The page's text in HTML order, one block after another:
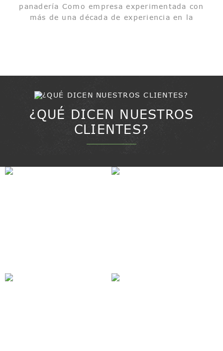
panadería Como empresa experimentada con
más de una década de experiencia en la
¿QUÉ DICEN NUESTROS
CLIENTES?